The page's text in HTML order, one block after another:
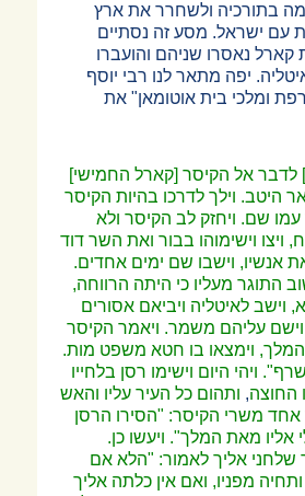
בתורכיה ולשחרר את ארץ
עם ישראל. מסע זה נסתיים
קארל נאסרו שניהם והועברו
יפה מתאר לנו רבי יוסף
ומלכי בית אוטומאן" את
לדבר אל הקיסר [קארל החמישי]
היטב. וילך לדרכו בהיות הקיסר
שם. ויחזק לב הקיסר ולא
ויצו וישימוהו בבור ואת השר דוד
אנשיו, וישבו שם ימים אחדים.
התוגר מעליו כי היתה הרווחה,
וישב לאיטליה ויביאם אסורים
עליהם משמר. ויאמר הקיסר
המלך, וימצאו בו חטא משפט מות.
ויהי היום וישימו רסן בלחייו
החוצה, ותהום כל העיר עליו והאש
אחד משרי הקיסר: "הסירו הרסן
אליו מאת המלך". ויעשו כן.
שלחני אליך לאמור: "הלא אם
מפניו, ואם אין כלתה אליך